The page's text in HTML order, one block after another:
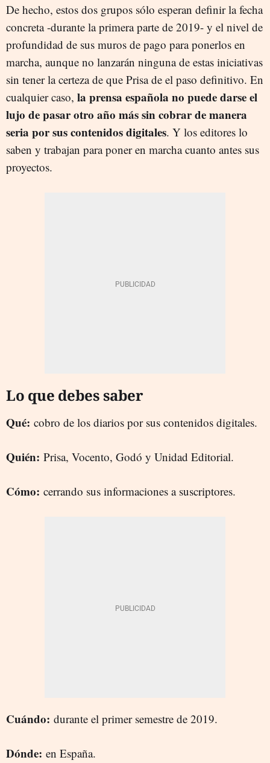
De hecho, estos dos grupos sólo esperan definir la fecha
concreta -durante la primera parte de 2019- y el nivel de
profundidad de sus muros de pago para ponerlos en
marcha, aunque no lanzarán ninguna de estas iniciativas
sin tener la certeza de que Prisa de el paso definitivo. En
cualquier caso, la prensa española no puede darse el
lujo de pasar otro año más sin cobrar de manera
seria por sus contenidos digitales. Y los editores lo
saben y trabajan para poner en marcha cuanto antes sus
proyectos.
Lo que debes saber
Qué: cobro de los diarios por sus contenidos digitales.
Quién: Prisa, Vocento, Godó y Unidad Editorial.
Cómo: cerrando sus informaciones a suscriptores.
Cuándo: durante el primer semestre de 2019.
Dónde: en España.